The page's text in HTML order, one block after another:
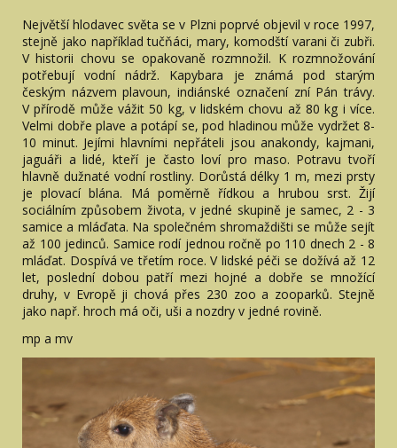
Největší hlodavec světa se v Plzni poprvé objevil v roce 1997,
stejně jako například tučňáci, mary, komodští varani či zubři.
V historii chovu se opakovaně rozmnožil. K rozmnožování
potřebují vodní nádrž. Kapybara je známá pod starým
českým názvem plavoun, indiánské označení zní Pán trávy.
V přírodě může vážit 50 kg, v lidském chovu až 80 kg i více.
Velmi dobře plave a potápí se, pod hladinou může vydržet 8-
10 minut. Jejími hlavními nepřáteli jsou anakondy, kajmani,
jaguáři a lidé, kteří je často loví pro maso. Potravu tvoří
hlavně dužnaté vodní rostliny. Dorůstá délky 1 m, mezi prsty
je plovací blána. Má poměrně řídkou a hrubou srst. Žijí
sociálním způsobem života, v jedné skupině je samec, 2 - 3
samice a mláďata. Na společném shromaždišti se může sejít
až 100 jedinců. Samice rodí jednou ročně po 110 dnech 2 - 8
mláďat. Dospívá ve třetím roce. V lidské péči se dožívá až 12
let, poslední dobou patří mezi hojné a dobře se množící
druhy, v Evropě ji chová přes 230 zoo a zooparků. Stejně
jako např. hroch má oči, uši a nozdry v jedné rovině.
mp a mv